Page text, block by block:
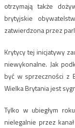
otrzymają także
brytyjskie
zatwierdzona przez
Krytycy tej inicjatywy
niewykonalne. Jak
być w sprzeczności z
Wielka Brytania jest
Tylko w ubiegłym
nielegalnie przez